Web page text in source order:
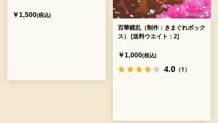
￥1,500(税込)
百華鏡乱（制作：きまぐれボック
ス） [送料ウエイト：2]
￥1,000(税込)
4.0（1）